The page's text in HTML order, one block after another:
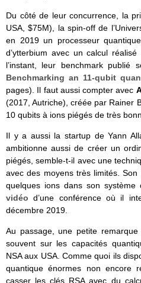
Du côté de leur concurrence, la
USA, $75M), la spin-off de
en 2019 un processeur
d’ytterbium avec un calcul
l’instant, leur benchmark
Benchmarking an 11-qubit
pages). Il faut aussi compter avec
(2017, Autriche), créée par Rainer
10 qubits à ions piégés de très
Il y a aussi la startup de Yann
ambitionne aussi de créer un
piégés, semble-t-il avec une
avec des moyens très limités.
quelques ions dans son
vidéo d’une conférence où il
décembre 2019.
Au passage, une petite
souvent sur les capacités
NSA aux USA. Comme quoi ils
quantique énormes non encore
casser les clés RSA avec du